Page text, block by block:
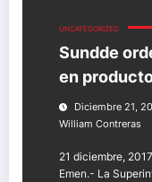
UNCATEGORIZED
Sundde
en
Diciembre 21,
William Contreras
21 diciembre, 2017
Emen.- La